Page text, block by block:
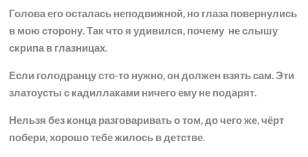
Голова его осталась неподвижной, но глаза повернулись
в мою сторону. Так что я удивился, почему не слышу
скрипа в глазницах.
Если голодранцу сто-то нужно, он должен взять сам. Эти
златоусты с кадиллаками ничего ему не подарят.
Нельзя без конца разговаривать о том, до чего же, чёрт
побери, хорошо тебе жилось в детстве.